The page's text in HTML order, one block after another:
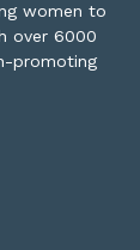
women to
over 6000
promoting